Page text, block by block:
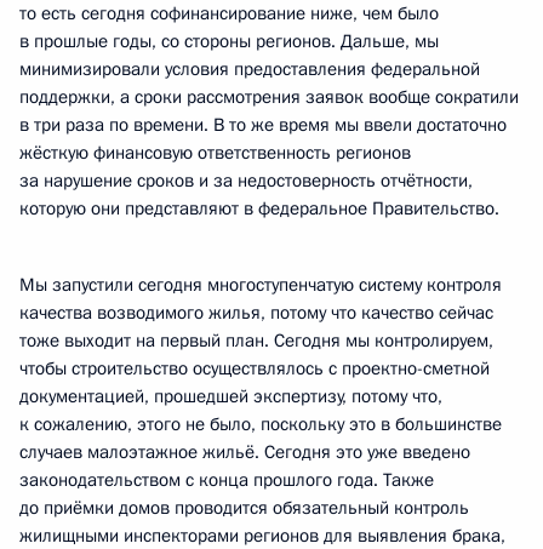
то есть сегодня софинансирование ниже, чем было
в прошлые годы, со стороны регионов. Дальше, мы
минимизировали условия предоставления федеральной
поддержки, а сроки рассмотрения заявок вообще сократили
в три раза по времени. В то же время мы ввели достаточно
жёсткую финансовую ответственность регионов
за нарушение сроков и за недостоверность отчётности,
которую они представляют в федеральное Правительство.
Мы запустили сегодня многоступенчатую систему контроля
качества возводимого жилья, потому что качество сейчас
тоже выходит на первый план. Сегодня мы контролируем,
чтобы строительство осуществлялось с проектно-сметной
документацией, прошедшей экспертизу, потому что,
к сожалению, этого не было, поскольку это в большинстве
случаев малоэтажное жильё. Сегодня это уже введено
законодательством с конца прошлого года. Также
до приёмки домов проводится обязательный контроль
жилищными инспекторами регионов для выявления брака,